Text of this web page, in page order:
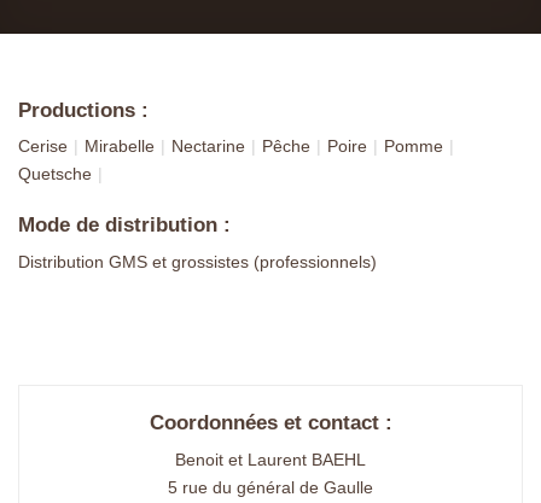
Productions :
Cerise Mirabelle Nectarine Pêche Poire
Pomme
Quetsche
Mode de distribution :
Distribution GMS et grossistes (professionnels)
Coordonnées et contact :
Benoit et Laurent BAEHL
5 rue du général de Gaulle